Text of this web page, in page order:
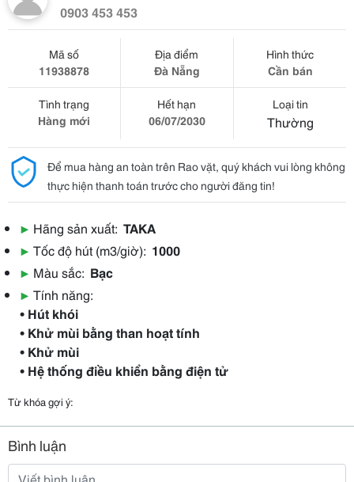
0903 453 453
Mã số
11938878
Địa điểm
Đà Nẵng
Hình thức
Cần bán
Tình trạng
Hàng mới
Hết hạn
06/07/2030
Loại tin
Thường
Để mua hàng an toàn trên Rao vặt, quý khách vui lòng không
thực hiện thanh toán trước cho người đăng tin!
▶ Hãng sản xuất: TAKA
▶ Tốc độ hút (m3/giờ): 1000
▶ Màu sắc: Bạc
▶ Tính năng:
• Hút khói
• Khử mùi bằng than hoạt tính
• Khử mùi
• Hệ thống điều khiển bằng điện tử
Từ khóa gợi ý:
Bình luận